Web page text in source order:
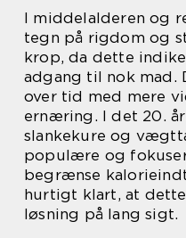
I middelalderen og
tegn på rigdom og
krop, da dette
adgang til nok mad.
over tid med mere
ernæring. I det 20.
slankekure og
populære og
begrænse
hurtigt klart, at
løsning på lang sigt.